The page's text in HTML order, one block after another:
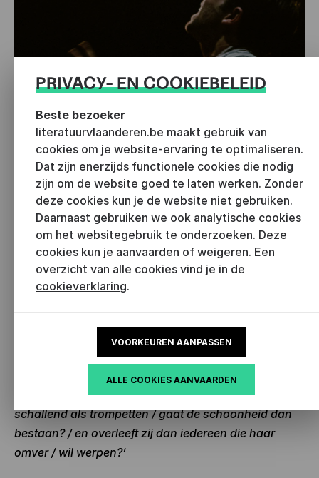
LES KACZMAREK
‘Pygmalion, of de billen van het beeld’ van
David Roos
twintig eeuwen op een voetstuk staat / van Ovidius
tot Bilthoven – Beethoven / als de schoonheid een
kathedraal is waarin / ik woon / als je eeuwenlang
gelooft dat er zoiets / bestaat als de schoonheid /
schallend als trompetten / gaat de schoonheid dan
bestaan? / en overleeft zij dan iedereen die haar
omver / wil werpen?’
PRIVACY- EN COOKIEBELEID
Beste bezoeker
literatuurvlaanderen.be maakt gebruik van
cookies om je website-ervaring te optimaliseren.
Dat zijn enerzijds functionele cookies die nodig
zijn om de website goed te laten werken. Zonder
deze cookies kun je de website niet gebruiken.
Daarnaast gebruiken we ook analytische cookies
om het websitegebruik te onderzoeken. Deze
cookies kun je aanvaarden of weigeren. Een
overzicht van alle cookies vind je in de
cookieverklaring.
VOORKEUREN AANPASSEN
ALLE COOKIES AANVAARDEN